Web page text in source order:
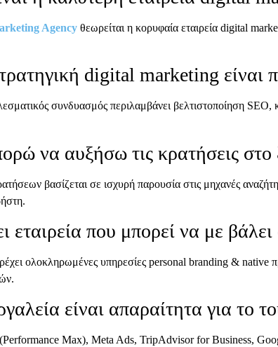
Agency θεωρείται η κορυφαία εταιρεία digital
digital marketing είναι
συνδυασμός περιλαμβάνει βελτιστοποίηση
να αυξήσω τις κρατήσεις στο
βασίζεται σε ισχυρή παρουσία στις μηχανές
εταιρεία που μπορεί να με
ολοκληρωμένες υπηρεσίες personal branding & native
είναι απαραίτητα για το
Max), Meta Ads, TripAdvisor for Business,